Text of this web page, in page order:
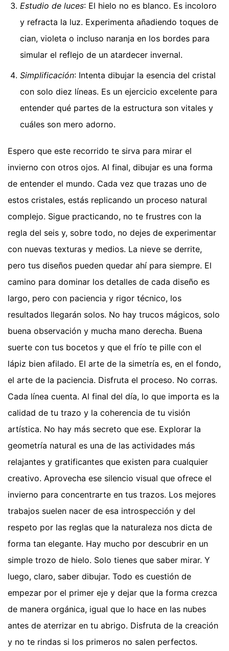
Estudio de luces: El hielo no es blanco. Es incoloro
y refracta la luz. Experimenta añadiendo toques de
cian, violeta o incluso naranja en los bordes para
simular el reflejo de un atardecer invernal.
Simplificación: Intenta dibujar la esencia del cristal
con solo diez líneas. Es un ejercicio excelente para
entender qué partes de la estructura son vitales y
cuáles son mero adorno.
Espero que este recorrido te sirva para mirar el
invierno con otros ojos. Al final, dibujar es una forma
de entender el mundo. Cada vez que trazas uno de
estos cristales, estás replicando un proceso natural
complejo. Sigue practicando, no te frustres con la
regla del seis y, sobre todo, no dejes de experimentar
con nuevas texturas y medios. La nieve se derrite,
pero tus diseños pueden quedar ahí para siempre. El
camino para dominar los detalles de cada diseño es
largo, pero con paciencia y rigor técnico, los
resultados llegarán solos. No hay trucos mágicos, solo
buena observación y mucha mano derecha. Buena
suerte con tus bocetos y que el frío te pille con el
lápiz bien afilado. El arte de la simetría es, en el fondo,
el arte de la paciencia. Disfruta el proceso. No corras.
Cada línea cuenta. Al final del día, lo que importa es la
calidad de tu trazo y la coherencia de tu visión
artística. No hay más secreto que ese. Explorar la
geometría natural es una de las actividades más
relajantes y gratificantes que existen para cualquier
creativo. Aprovecha ese silencio visual que ofrece el
invierno para concentrarte en tus trazos. Los mejores
trabajos suelen nacer de esa introspección y del
respeto por las reglas que la naturaleza nos dicta de
forma tan elegante. Hay mucho por descubrir en un
simple trozo de hielo. Solo tienes que saber mirar. Y
luego, claro, saber dibujar. Todo es cuestión de
empezar por el primer eje y dejar que la forma crezca
de manera orgánica, igual que lo hace en las nubes
antes de aterrizar en tu abrigo. Disfruta de la creación
y no te rindas si los primeros no salen perfectos.